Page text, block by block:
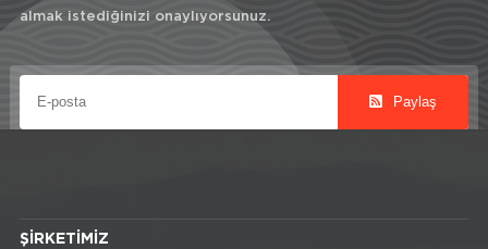
almak istediğinizi onaylıyorsunuz.
Paylaş
ŞIRKETIMIZ